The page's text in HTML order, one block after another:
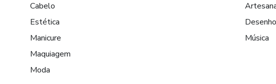
Cabelo
Estética
Manicure
Maquiagem
Moda
Desenho
Música